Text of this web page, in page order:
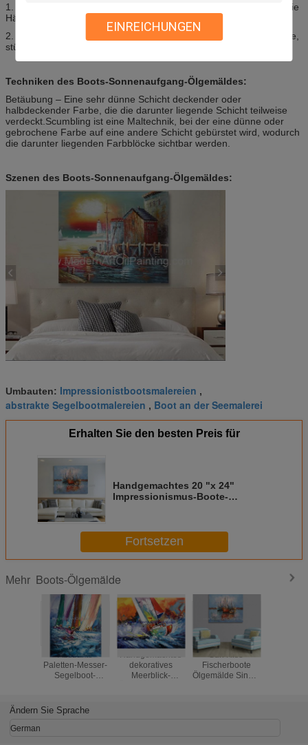
EINREICHUNGEN
1. Die Bootslackierung kann
schmücken die Wände und machen die
Häuser wohnlicher.
2. Die Themen umfassen
Sonnenaufgänge und Sonnenuntergänge,
stürmische Tage, Morgen- und Abendbilder.
Techniken des Boots-Sonnenaufgang-Ölgemäldes:
Betäubung – Eine sehr dünne Schicht deckender oder
halbdeckender Farbe, die die darunter liegende Schicht teilweise
verdeckt.Scumbling ist eine Maltechnik, bei der eine dünne oder
gebrochene Farbe auf eine andere Schicht gebürstet wird, wodurch
die darunter liegenden Farbblöcke sichtbar werden.
Szenen des Boots-Sonnenaufgang-Ölgemäldes:
Umbauten: Impressionistbootsmalereien ,
abstrakte Segelbootmalereien , Boot an der Seemalerei
Erhalten Sie den besten Preis für
Handgemachtes 20 "x 24"
Impressionismus-Boote-
Fortsetzen
Mehr Boots-Ölgemälde
Abstrakte
Paletten-Messer-
Segelboot-
starke Öl-
Segeltuch-Kunst
Handgemachtes
dekoratives
Meerblick-
Sun Rise
Fischerboote
Ölgemälde Single
Ändern Sie Sprache
German